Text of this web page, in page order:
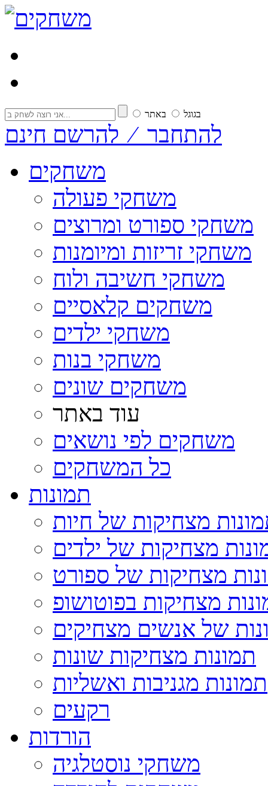
בגוגל באתר
להתחבר ⁄ להרשם חינם
משחקים
משחקי פעולה
משחקי ספורט ומרוצים
משחקי זריזות ומיומנות
משחקי חשיבה ולוח
משחקים קלאסיים
משחקי ילדים
משחקי בנות
משחקים שונים
עוד באתר
משחקים לפי נושאים
כל המשחקים
תמונות
מצחיקות של חיות
מצחיקות של ילדים
מצחיקות של ספורט
מצחיקות בפוטושופ
של אנשים מצחיקים
תמונות מצחיקות שונות
תמונות מגניבות ואשליות
רקעים
הורדות
משחקי נוסטלגיה